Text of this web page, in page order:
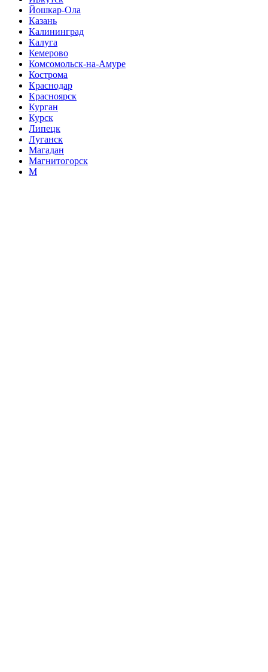
Йошкар-Ола
Казань
Калининград
Калуга
Кемерово
Комсомольск-на-Амуре
Кострома
Краснодар
Красноярск
Курган
Курск
Липецк
Луганск
Магадан
Магнитогорск
М